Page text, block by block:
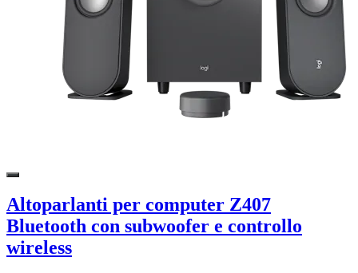
Altoparlanti per computer Z407
Bluetooth con subwoofer e controllo
wireless